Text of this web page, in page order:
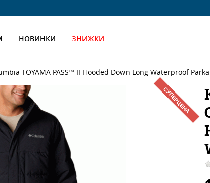
НОВИНКИ ЗНИЖКИ
TOYAMA PASS™ II Hooded Down Long Waterproof Parka
СУПЕРЦЕНА